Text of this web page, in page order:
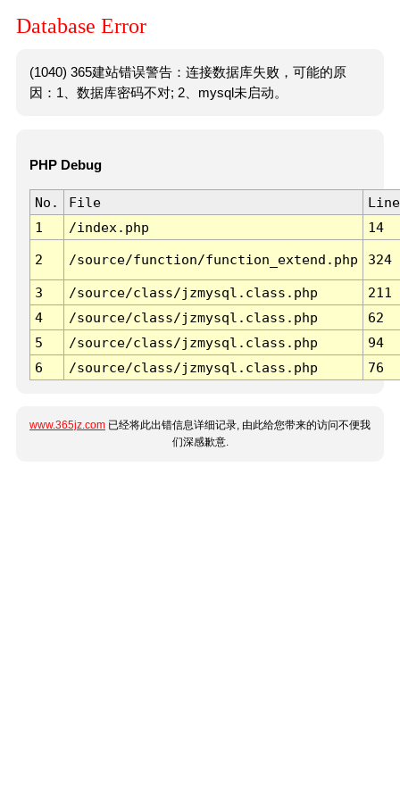
Database Error
(1040) 365建站错误警告：连接数据库失败，可能的原
因：1、数据库密码不对; 2、mysql未启动。
PHP Debug
No. File
Line
1
/index.php 14
2 /source/function/function_extend.php 324
3 /source/class/jzmysql.class.php
211
4
/source/class/jzmysql.class.php
62
5
/source/class/jzmysql.class.php
94
6
/source/class/jzmysql.class.php 76
www.365jz.com 已经将此出错信息详细记录, 由此给您带来的访问不便我
们深感歉意.